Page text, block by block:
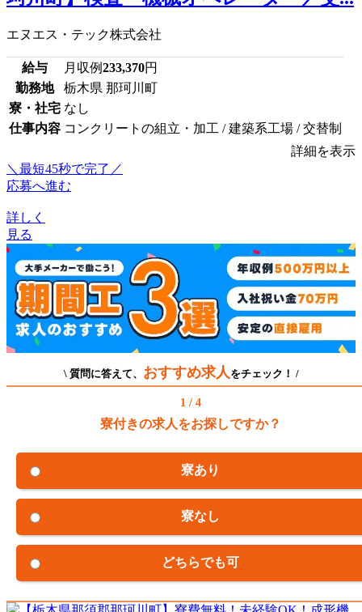
エヌエス・テック株式会社
給与 月収例233,370円
勤務地
栃木県 那珂川町
寮・社宅 なし
仕事内容 コンクリートの組立・加工 / 建築系工場 / 交替制
詳細を表示
＼最短45秒で完了／
応募へ進む
詳しく
見る
\ 質問に答えて、 おすすめ求人 をチェック！ /
1 / 4
寮付きの求人をお探しですか？
寮あり
寮なし
どちらでも可